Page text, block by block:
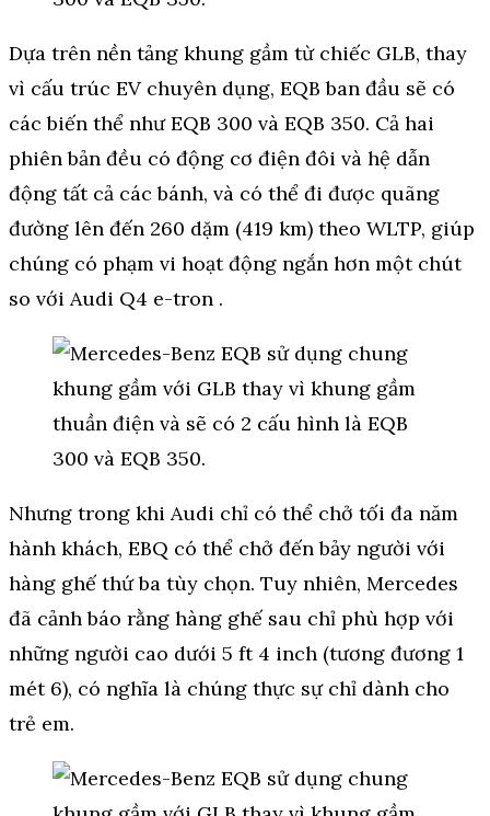
Dựa trên nền tảng khung gầm từ chiếc GLB, thay
vì cấu ​​trúc EV chuyên dụng, EQB ban đầu sẽ có
các biến thể như EQB 300 và EQB 350. Cả hai
phiên bản đều có động cơ điện đôi và hệ dẫn
động tất cả các bánh, và có thể đi được quãng
đường lên đến 260 dặm (419 km) theo WLTP, giúp
chúng có phạm vi hoạt động ngắn hơn một chút
so với Audi Q4 e-tron .
Nhưng trong khi Audi chỉ có thể chở tối đa năm
hành khách, EBQ có thể chở đến bảy người với
hàng ghế thứ ba tùy chọn. Tuy nhiên, Mercedes
đã cảnh báo rằng hàng ghế sau chỉ phù hợp với
những người cao dưới 5 ft 4 inch (tương đương 1
mét 6), có nghĩa là chúng thực sự chỉ dành cho
trẻ em.